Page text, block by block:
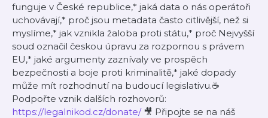
funguje v České republice,* jaká data o nás operátoři
uchovávají,* proč jsou metadata často citlivější, než si
myslíme,* jak vznikla žaloba proti státu,* proč Nejvyšší
soud označil českou úpravu za rozpornou s právem
EU,* jaké argumenty zaznívaly ve prospěch
bezpečnosti a boje proti kriminalitě,* jaké dopady
může mít rozhodnutí na budoucí legislativu.☕️
Podpořte vznik dalších rozhovorů:
https://legalnikod.cz/donate/🎥 Připojte se na náš